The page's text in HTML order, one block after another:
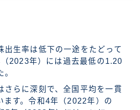
出生率は低下の一途をたどって
2023年）には過去最低の1.20
さらに深刻で、全国平均を一貫
ます。令和4年（2022年）の